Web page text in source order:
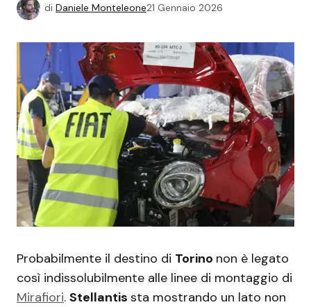
di Daniele Monteleone21 Gennaio 2026
Probabilmente il destino di Torino non è legato
così indissolubilmente alle linee di montaggio di
Mirafiori. Stellantis sta mostrando un lato non